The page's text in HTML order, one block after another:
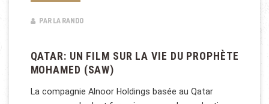
PAR LA RANDO
QATAR: UN FILM SUR LA VIE DU PROPHÈTE
MOHAMED (SAW)
La compagnie Alnoor Holdings basée au Qatar